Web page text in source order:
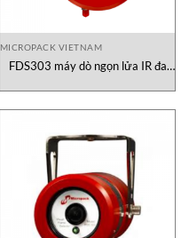
MICROPACK VIETNAM
FDS303 máy dò ngọn lửa IR đa